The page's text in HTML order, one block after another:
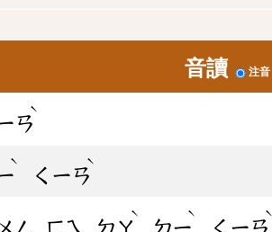
音讀 注音
ㄢ
ˋ
ˋ
ㄑㄧㄢ
ˋ
ㄥ ㄈㄟ ㄉㄚ
ˋ
ㄉㄧ
ˋ
ㄑㄧㄢ
ˋ